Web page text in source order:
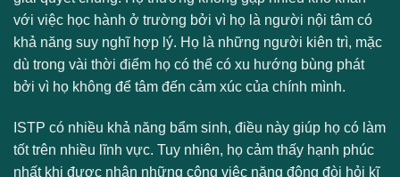
với việc học hành ở trường bởi vì họ là người nội tâm có
khả năng suy nghĩ hợp lý. Họ là những người kiên trì, mặc
dù trong vài thời điểm họ có thể có xu hướng bùng phát
bởi vì họ không để tâm đến cảm xúc của chính mình.
ISTP có nhiều khả năng bẩm sinh, điều này giúp họ có làm
tốt trên nhiều lĩnh vực. Tuy nhiên, họ cảm thấy hạnh phúc
nhất khi được nhận những công việc năng động đòi hỏi kĩ